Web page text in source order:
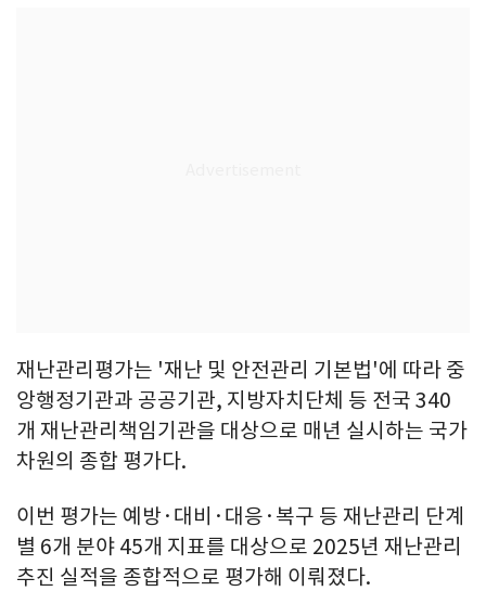
재난관리평가는 '재난 및 안전관리 기본법'에 따라 중
앙행정기관과 공공기관, 지방자치단체 등 전국 340
개 재난관리책임기관을 대상으로 매년 실시하는 국가
차원의 종합 평가다.
이번 평가는 예방·대비·대응·복구 등 재난관리 단계
별 6개 분야 45개 지표를 대상으로 2025년 재난관리
추진 실적을 종합적으로 평가해 이뤄졌다.